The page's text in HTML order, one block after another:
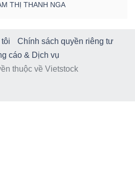
THỊ THANH NGA
Chính sách quyền riêng tư
cáo & Dịch vụ
thuộc về Vietstock